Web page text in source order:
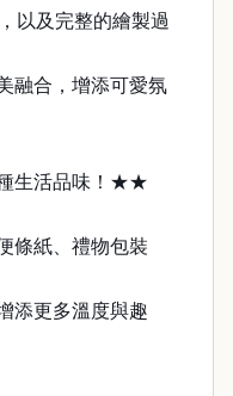
以及完整的繪製過
融合，增添可愛氛
生活品味！★★
條紙、禮物包裝
添更多溫度與趣